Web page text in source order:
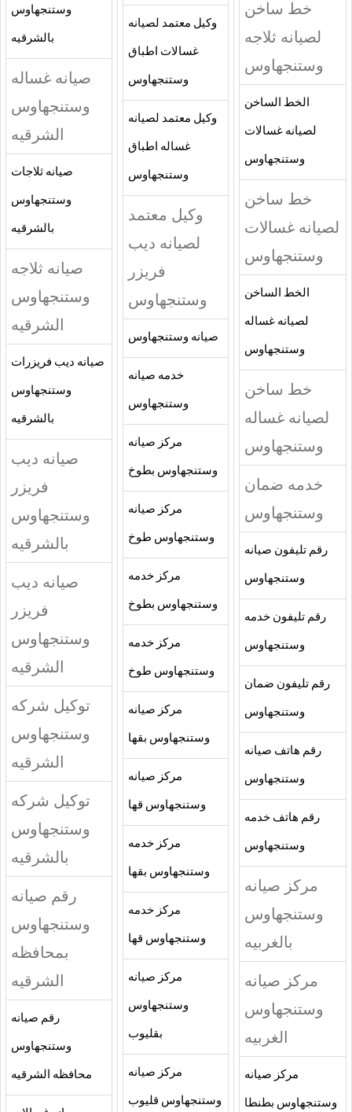
خط ساخن
لصيانه ثلاجه
وستنجهاوس
الخط الساخن
لصيانه غسالات
وستنجهاوس
خط ساخن
لصيانه غسالات
وستنجهاوس
الخط الساخن
لصيانه غساله
وستنجهاوس
خط ساخن
لصيانه غساله
وستنجهاوس
خدمه ضمان
وستنجهاوس
رقم تليفون صيانه
وستنجهاوس
رقم تليفون خدمه
وستنجهاوس
رقم تليفون ضمان
وستنجهاوس
رقم هاتف صيانه
وستنجهاوس
رقم هاتف خدمه
وستنجهاوس
مركز صيانه
وستنجهاوس
بالغربيه
مركز صيانه
وستنجهاوس
الغربيه
مركز صيانه
وستنجهاوس بطنطا
وكيل معتمد لصيانه
غسالات اطباق
وستنجهاوس
وكيل معتمد لصيانه
غساله اطباق
وستنجهاوس
وكيل معتمد
لصيانه ديب
فريزر
وستنجهاوس
صيانه وستنجهاوس
خدمه صيانه
وستنجهاوس
مركز صيانه
وستنجهاوس بطوخ
مركز صيانه
وستنجهاوس طوخ
مركز خدمه
وستنجهاوس بطوخ
مركز خدمه
وستنجهاوس طوخ
مركز صيانه
وستنجهاوس بقها
مركز صيانه
وستنجهاوس قها
مركز خدمه
وستنجهاوس بقها
مركز خدمه
وستنجهاوس قها
مركز صيانه
وستنجهاوس
بقليوب
مركز صيانه
وستنجهاوس قليوب
وستنجهاوس
بالشرقيه
صيانه غساله
وستنجهاوس
الشرقيه
صيانه ثلاجات
وستنجهاوس
بالشرقيه
صيانه ثلاجه
وستنجهاوس
الشرقيه
صيانه ديب فريزرات
وستنجهاوس
بالشرقيه
صيانه ديب
فريزر
وستنجهاوس
بالشرقيه
صيانه ديب
فريزر
وستنجهاوس
الشرقيه
توكيل شركه
وستنجهاوس
الشرقيه
توكيل شركه
وستنجهاوس
بالشرقيه
رقم صيانه
وستنجهاوس
بمحافظه
الشرقيه
رقم صيانه
وستنجهاوس
محافظه الشرقيه